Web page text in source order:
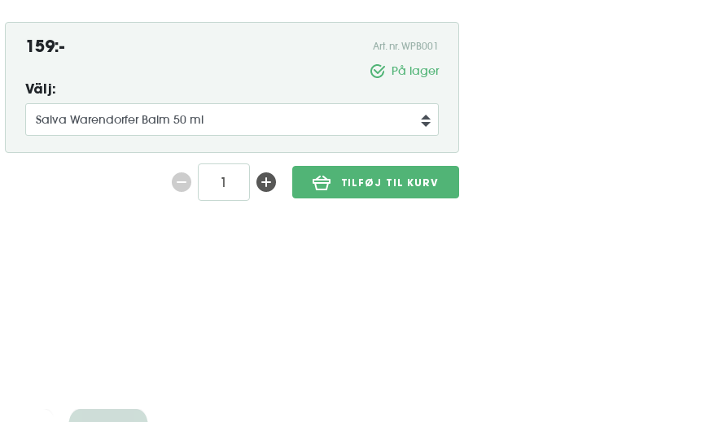
159:- Art. nr. WPB001
På lager
Välj:
TILFØJ TIL KURV